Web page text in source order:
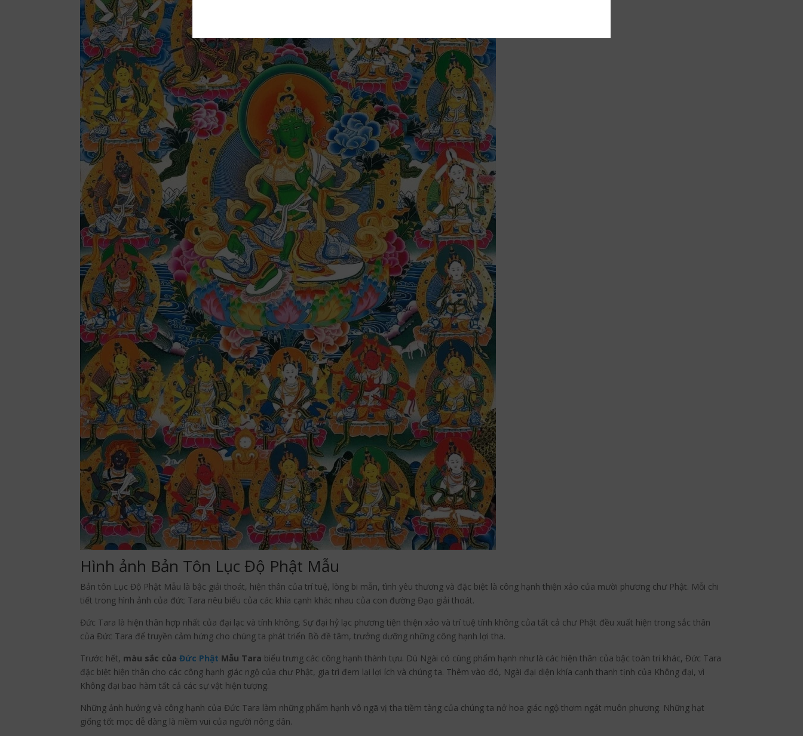
Hình ảnh Bản Tôn Lục Độ Phật Mẫu
Bản tôn Lục Độ Phật Mẫu là bậc giải thoát, hiện thân của trí tuệ, lòng bi mẫn, tình yêu thương và đặc biệt là công hạnh thiện xảo của mười phương chư Phật. Mỗi chi
tiết trong hình ảnh của đức Tara nêu biểu của các khía cạnh khác nhau của con đường Đạo giải thoát.
Đức Tara là hiện thân hợp nhất của đại lạc và tính không. Sự đại hỷ lạc phương tiện thiện xảo và trí tuệ tính không của tất cả chư Phật đều xuất hiện trong sắc thân
của Đức Tara để truyền cảm hứng cho chúng ta phát triển Bồ đề tâm, trưởng dưỡng những công hạnh lợi tha.
Trước hết, màu sắc củaĐức Phật Mẫu Tara biểu trưng các công hạnh thành tựu. Dù Ngài có cùng phẩm hạnh như là các hiện thân của bậc toàn tri khác, Đức Tara
đặc biệt hiện thân cho các công hạnh giác ngộ của chư Phật, gia trì đem lại lợi ích và chúng ta. Thêm vào đó, Ngài đại diện khía cạnh thanh tịnh của Không đại, vì
Không đại bao hàm tất cả các sự vật hiện tượng.
Những ảnh hưởng và công hạnh của Đức Tara làm những phẩm hạnh vô ngã vị tha tiềm tàng của chúng ta nở hoa giác ngộ thơm ngát muôn phương. Những hạt
giống tốt mọc dễ dàng là niềm vui của người nông dân.